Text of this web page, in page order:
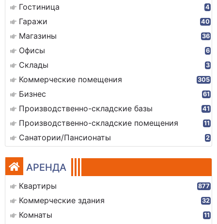
Гостиница 4
Гаражи 40
Магазины 36
Офисы 6
Склады 3
Коммерческие помещения 305
Бизнес 61
Производственно-складские базы 41
Производственно-складские помещения 11
Санатории/Пансионаты 2
АРЕНДА
Квартиры 877
Коммерческие здания 32
Комнаты 11